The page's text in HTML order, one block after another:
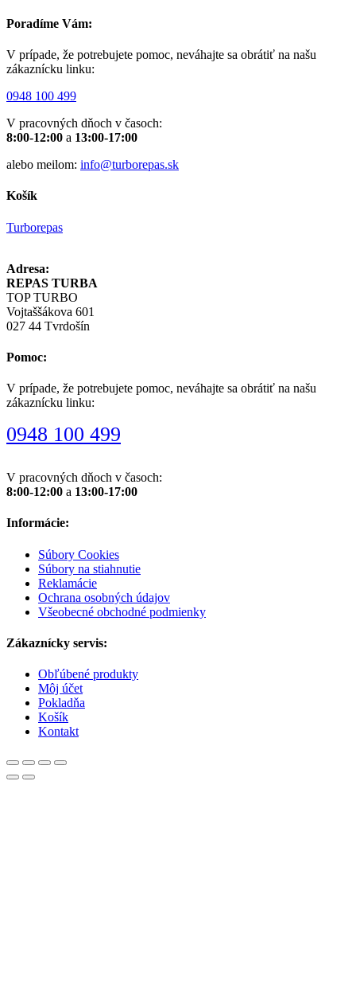
Poradíme Vám:
V prípade, že potrebujete pomoc, neváhajte sa obrátiť na našu
zákaznícku linku:
0948 100 499
V pracovných dňoch v časoch:
8:00-12:00 a 13:00-17:00
alebo meilom: info@turborepas.sk
Košík
Turborepas
Adresa:
REPAS TURBA
TOP TURBO
Vojtaššákova 601
027 44 Tvrdošín
Pomoc:
V prípade, že potrebujete pomoc, neváhajte sa obrátiť na našu
zákaznícku linku:
0948 100 499
V pracovných dňoch v časoch:
8:00-12:00 a 13:00-17:00
Informácie:
Súbory Cookies
Súbory na stiahnutie
Reklamácie
Ochrana osobných údajov
Všeobecné obchodné podmienky
Zákaznícky servis:
Obľúbené produkty
Môj účet
Pokladňa
Košík
Kontakt